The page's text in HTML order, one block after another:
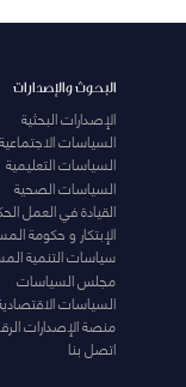
البحوث والإصدارات
الإصدارات البحثية
السياسات
السياسات التعليمية
السياسات الصحية
القيادة في العمل
الإبتكار و حكومة
سياسات التنمية
مجلس السياسات
السياسات
منصة الإصدارات
اتصل بنا